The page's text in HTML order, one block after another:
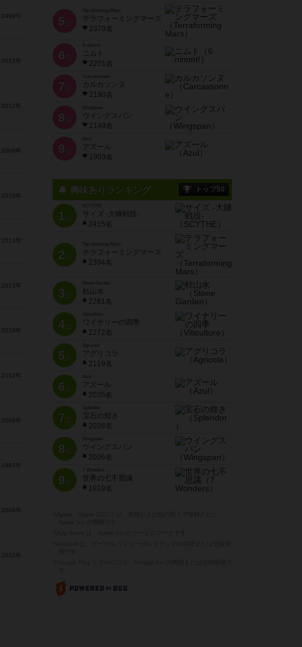
1999年
2012年
2012年
2009年
2016年
2013年
2013年
2019年
2012年
2008年
1997年
2009年
2012年
5 位
Terraforming Mars
テラフォーミングマーズ
2370名
6 位
ニムト
2201名
7 位
Carcassonne
カルカソンヌ
2190名
8 位
Wingspan
ウイングスパン
2149名
9 位
Azul
アズール
1903名
興味ありランキング トップ50
1位
SCYTHE
サイズ -大鎌戦役-
2415名
2位
Terraforming Mars
テラフォーミングマーズ
2394名
3位
Stone Garden
枯山水
2281名
4位
Viticulture
ワイナリーの四季
2272名
5位
Agricola
アグリコラ
2119名
6位
Azul
アズール
2035名
7位
宝石の煌き
2028名
8位
Wingspan
ウイングスパン
2006名
9位
7 Wonders
世界の七不思議
1919名